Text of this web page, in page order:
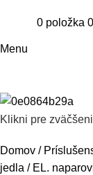
0 položka
Menu
Klikni pre
Domov
jedla
EL.